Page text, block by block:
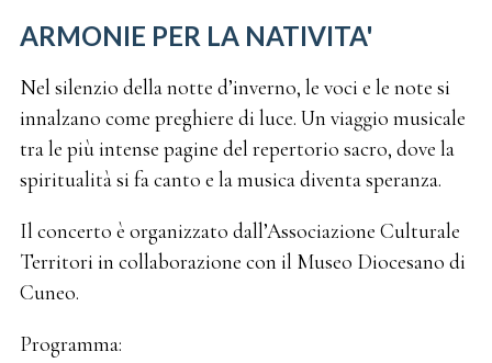
ARMONIE PER LA NATIVITA'
Nel silenzio della notte d’inverno, le voci e le note si
innalzano come preghiere di luce. Un viaggio musicale
tra le più intense pagine del repertorio sacro, dove la
spiritualità si fa canto e la musica diventa speranza.
Il concerto è organizzato dall’Associazione Culturale
Territori in collaborazione con il Museo Diocesano di
Cuneo.
Programma: